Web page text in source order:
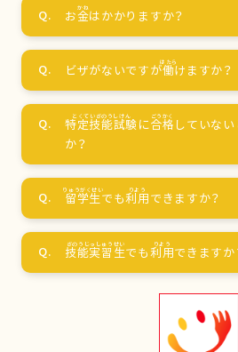
お金はかかりますか？
ビザがないですが働けますか？
特定技能試験に合格 していない
か？
留学生でも利用 できますか？
技能実習生でも利用できますか